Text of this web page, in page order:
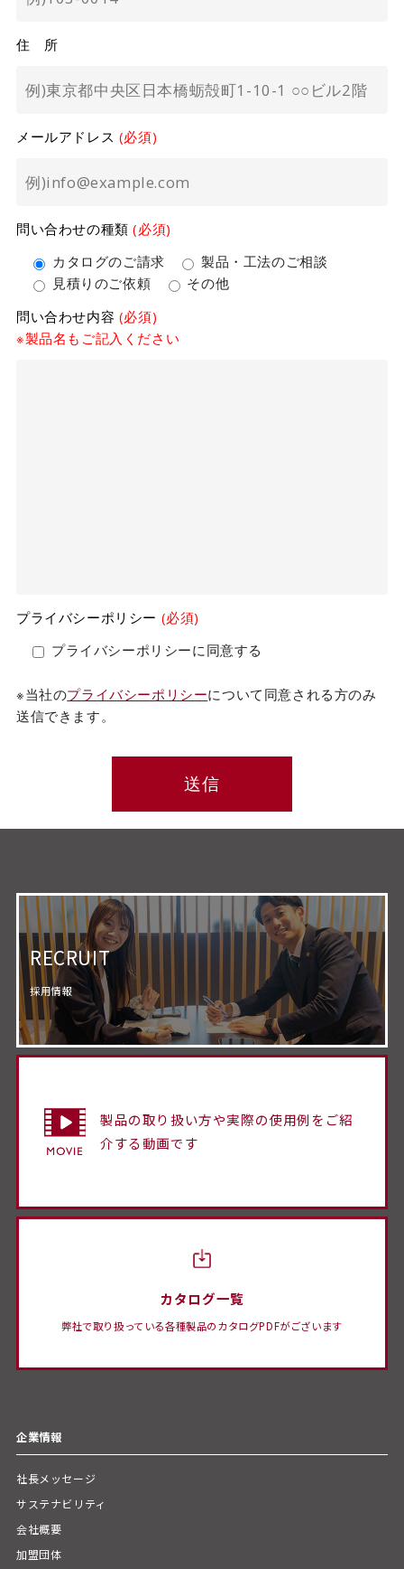
住 所
メールアドレス (必須)
問い合わせの種類(必須)
カタログのご請求
製品・工法のご相談
見積りのご依頼
その他
問い合わせ内容 (必須)
※製品名もご記入ください
プライバシーポリシー (必須)
プライバシーポリシーに同意する
※当社のプライバシーポリシーについて同意される方のみ
送信できます。
RECRUIT
採用情報
製品の取り扱い方や実際の使用例をご紹
介する動画です
カタログ一覧
弊社で取り扱っている各種製品のカタログPDFがございます
企業情報
社長メッセージ
サステナビリティ
会社概要
加盟団体